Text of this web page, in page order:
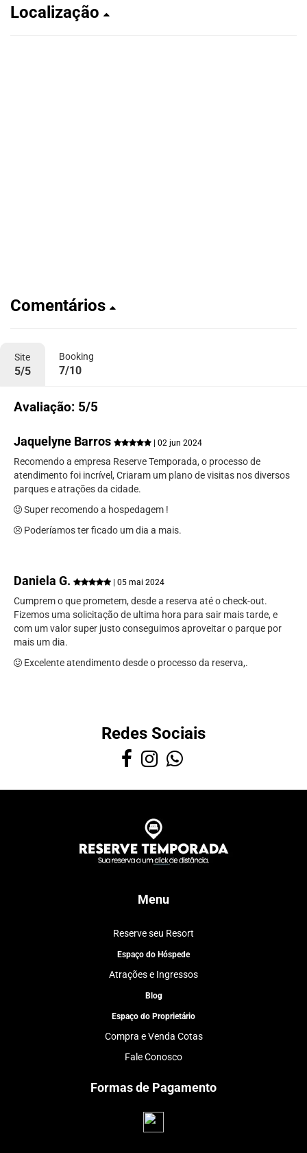
Localização
Comentários
Site
5/5
Booking
7/10
Avaliação: 5/5
Jaquelyne Barros | 02 jun 2024
Recomendo a empresa Reserve Temporada, o processo de
atendimento foi incrível, Criaram um plano de visitas nos diversos
parques e atrações da cidade.
Super recomendo a hospedagem !
Poderíamos ter ficado um dia a mais.
Daniela G. | 05 mai 2024
Cumprem o que prometem, desde a reserva até o check-out.
Fizemos uma solicitação de ultima hora para sair mais tarde, e
com um valor super justo conseguimos aproveitar o parque por
mais um dia.
Excelente atendimento desde o processo da reserva,.
Redes Sociais
Menu
Reserve seu Resort
Espaço do Hóspede
Atrações e Ingressos
Blog
Espaço do Proprietário
Compra e Venda Cotas
Fale Conosco
Formas de Pagamento